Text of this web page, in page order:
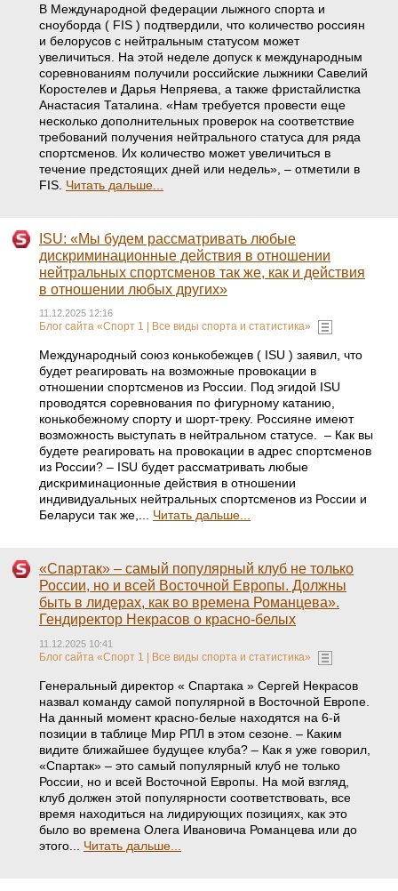
В Международной федерации лыжного спорта и
сноуборда ( FIS ) подтвердили, что количество россиян
и белорусов с нейтральным статусом может
увеличиться. На этой неделе допуск к международным
соревнованиям получили российские лыжники Савелий
Коростелев и Дарья Непряева, а также фристайлистка
Анастасия Таталина. «Нам требуется провести еще
несколько дополнительных проверок на соответствие
требований получения нейтрального статуса для ряда
спортсменов. Их количество может увеличиться в
течение предстоящих дней или недель», – отметили в
FIS. Читать дальше...
ISU: «Мы будем рассматривать любые
дискриминационные действия в отношении
нейтральных спортсменов так же, как и действия
в отношении любых других»
11.12.2025 12:16
Блог сайта «Спорт 1 | Все виды спорта и статистика»
Международный союз конькобежцев ( ISU ) заявил, что
будет реагировать на возможные провокации в
отношении спортсменов из России. Под эгидой ISU
проводятся соревнования по фигурному катанию,
конькобежному спорту и шорт-треку. Россияне имеют
возможность выступать в нейтральном статусе. – Как вы
будете реагировать на провокации в адрес спортсменов
из России? – ISU будет рассматривать любые
дискриминационные действия в отношении
индивидуальных нейтральных спортсменов из России и
Беларуси так же,... Читать дальше...
«Спартак» – самый популярный клуб не только
России, но и всей Восточной Европы. Должны
быть в лидерах, как во времена Романцева».
Гендиректор Некрасов о красно-белых
11.12.2025 10:41
Блог сайта «Спорт 1 | Все виды спорта и статистика»
Генеральный директор « Спартака » Сергей Некрасов
назвал команду самой популярной в Восточной Европе.
На данный момент красно-белые находятся на 6-й
позиции в таблице Мир РПЛ в этом сезоне. – Каким
видите ближайшее будущее клуба? – Как я уже говорил,
«Спартак» – это самый популярный клуб не только
России, но и всей Восточной Европы. На мой взгляд,
клуб должен этой популярности соответствовать, все
время находиться на лидирующих позициях, как это
было во времена Олега Ивановича Романцева или до
этого... Читать дальше...